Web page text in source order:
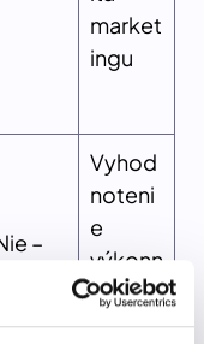
market
ingu
–
Vyhod
noteni
e
výkonn
osti
reklam